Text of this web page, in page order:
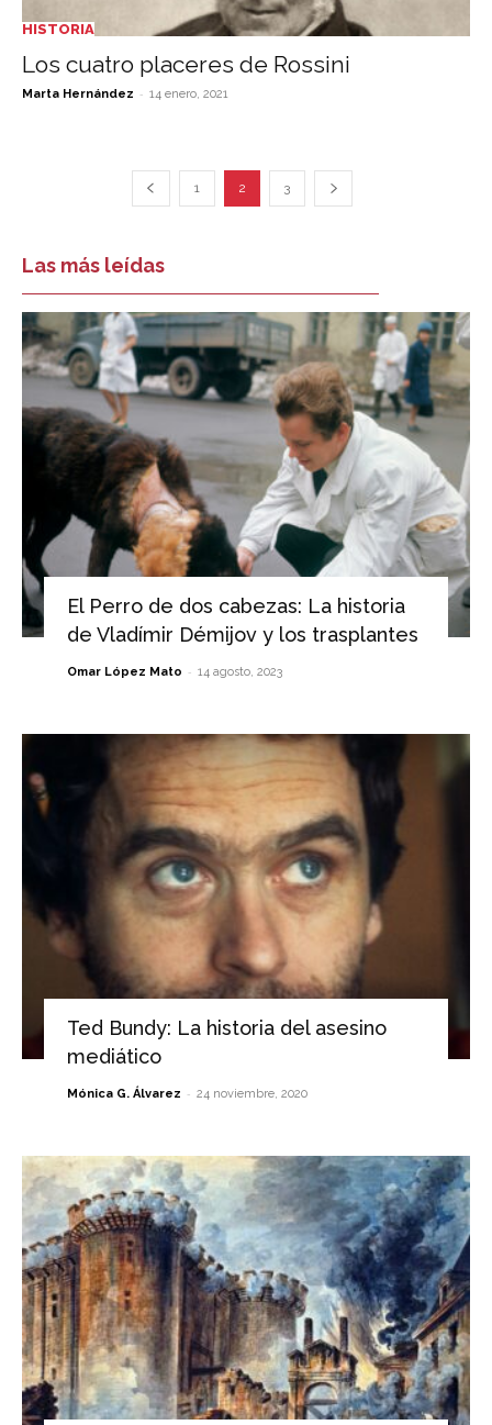
HISTORIA
Los cuatro placeres de Rossini
Marta Hernández - 14 enero, 2021
1 2 3
Las más leídas
El Perro de dos cabezas: La historia
de Vladímir Démijov y los trasplantes
Omar López Mato - 14 agosto, 2023
Ted Bundy: La historia del asesino
mediático
Mónica G. Álvarez - 24 noviembre, 2020